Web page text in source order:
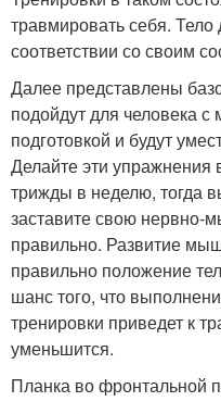
травмировать себя. Тело
соответствии со своим
Далее представлены
подойдут для человека
подготовкой и будут
Делайте эти упражнения
трижды в неделю, тогда
заставите свою нервно-
правильно. Развитие
правильно положение
шанс того, что
тренировки приведет к
уменьшится.
Планка во фронтальной